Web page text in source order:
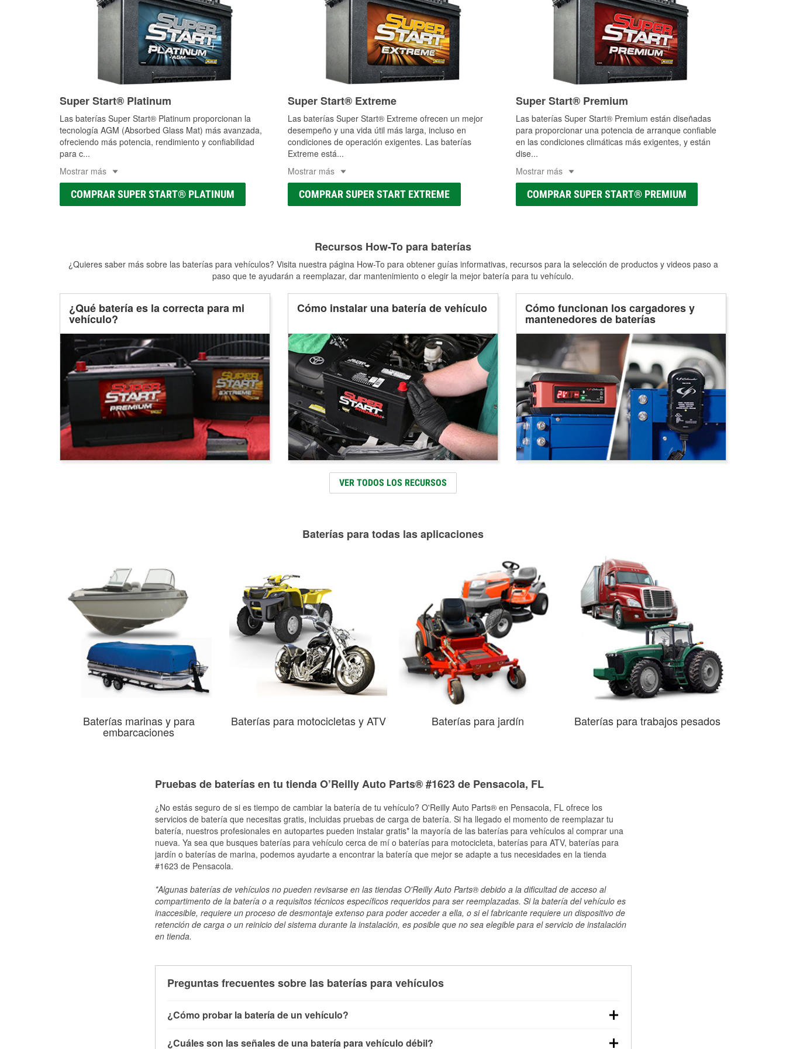
Super Start® Platinum
Las baterías Super Start® Platinum proporcionan la
tecnología AGM (Absorbed Glass Mat) más avanzada,
ofreciendo más potencia, rendimiento y confiabilidad
para c...
Mostrar más
COMPRAR SUPER START® PLATINUM
Super Start® Extreme
Las baterías Super Start® Extreme ofrecen un mejor
desempeño y una vida útil más larga, incluso en
condiciones de operación exigentes. Las baterías
Extreme está...
Mostrar más
COMPRAR SUPER START EXTREME
Super Start® Premium
Las baterías Super Start® Premium están diseñadas
para proporcionar una potencia de arranque confiable
en las condiciones climáticas más exigentes, y están
dise...
Mostrar más
COMPRAR SUPER START® PREMIUM
Recursos How-To para baterías
¿Quieres saber más sobre las baterías para vehículos? Visita nuestra página How-To para obtener guías informativas, recursos para la selección de productos y videos paso a
paso que te ayudarán a reemplazar, dar mantenimiento o elegir la mejor batería para tu vehículo.
¿Qué batería es la correcta para mi
vehículo?
Cómo instalar una batería de vehículo Cómo funcionan los cargadores y
mantenedores de baterías
VER TODOS LOS RECURSOS
Baterías para todas las aplicaciones
Baterías marinas y para
embarcaciones
Baterías para motocicletas y ATV Baterías para jardín Baterías para trabajos pesados
Pruebas de baterías en tu tienda O’Reilly Auto Parts® #1623 de Pensacola, FL
¿No estás seguro de si es tiempo de cambiar la batería de tu vehículo? O'Reilly Auto Parts® en Pensacola, FL ofrece los
servicios de batería que necesitas gratis, incluidas pruebas de carga de batería. Si ha llegado el momento de reemplazar tu
batería, nuestros profesionales en autopartes pueden instalar gratis* la mayoría de las baterías para vehículos al comprar una
nueva. Ya sea que busques baterías para vehículo cerca de mí o baterías para motocicleta, baterías para ATV, baterías para
jardín o baterías de marina, podemos ayudarte a encontrar la batería que mejor se adapte a tus necesidades en la tienda
#1623 de Pensacola.
*Algunas baterías de vehículos no pueden revisarse en las tiendas O'Reilly Auto Parts® debido a la dificultad de acceso al
compartimento de la batería o a requisitos técnicos específicos requeridos para ser reemplazadas. Si la batería del vehículo es
inaccesible, requiere un proceso de desmontaje extenso para poder acceder a ella, o si el fabricante requiere un dispositivo de
retención de carga o un reinicio del sistema durante la instalación, es posible que no sea elegible para el servicio de instalación
en tienda.
Preguntas frecuentes sobre las baterías para vehículos
¿Cómo probar la batería de un vehículo?
¿Cuáles son las señales de una batería para vehículo débil?